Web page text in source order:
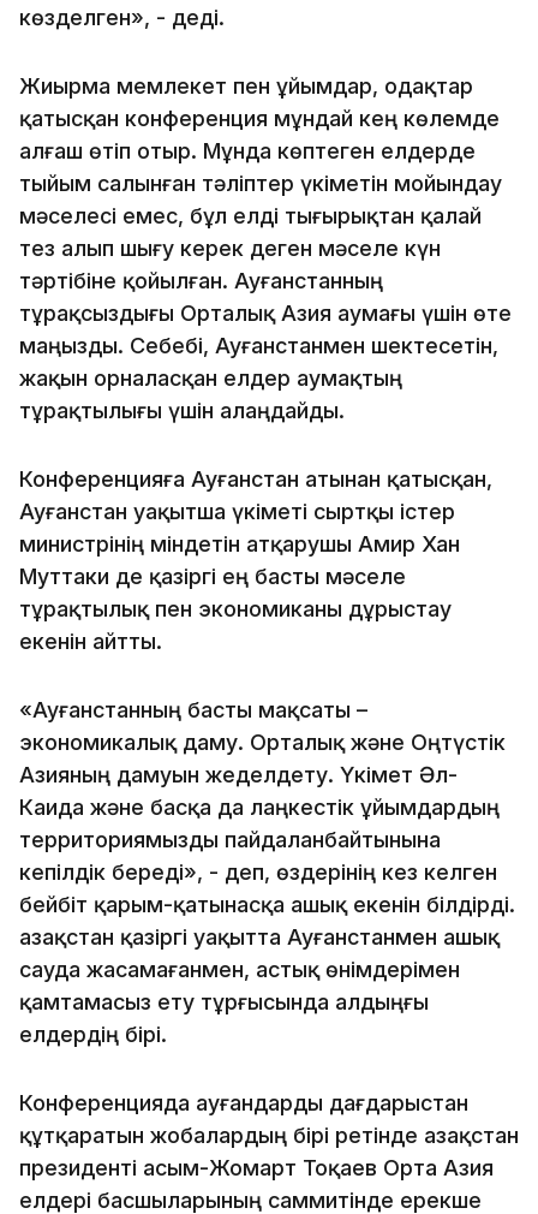
көзделген», - деді.
Жиырма мемлекет пен ұйымдар, одақтар
қатысқан конференция мұндай кең көлемде
алғаш өтіп отыр. Мұнда көптеген елдерде
тыйым салынған тәліптер үкіметін мойындау
мәселесі емес, бұл елді тығырықтан қалай
тез алып шығу керек деген мәселе күн
тәртібіне қойылған. Ауғанстанның
тұрақсыздығы Орталық Азия аумағы үшін өте
маңызды. Себебі, Ауғанстанмен шектесетін,
жақын орналасқан елдер аумақтың
тұрақтылығы үшін алаңдайды.
Конференцияға Ауғанстан атынан қатысқан,
Ауғанстан уақытша үкіметі сыртқы істер
министрінің міндетін атқарушы Амир Хан
Муттаки де қазіргі ең басты мәселе
тұрақтылық пен экономиканы дұрыстау
екенін айтты.
«Ауғанстанның басты мақсаты –
экономикалық даму. Орталық және Оңтүстік
Азияның дамуын жеделдету. Үкімет Әл-
Каида және басқа да лаңкестік ұйымдардың
территориямызды пайдаланбайтынына
кепілдік береді», - деп, өздерінің кез келген
бейбіт қарым-қатынасқа ашық екенін білдірді.
Қазақстан қазіргі уақытта Ауғанстанмен ашық
сауда жасамағанмен, астық өнімдерімен
қамтамасыз ету тұрғысында алдыңғы
елдердің бірі.
Конференцияда ауғандарды дағдарыстан
құтқаратын жобалардың бірі ретінде Қазақстан
президенті Қасым-Жомарт Тоқаев Орта Азия
елдері басшыларының саммитінде ерекше